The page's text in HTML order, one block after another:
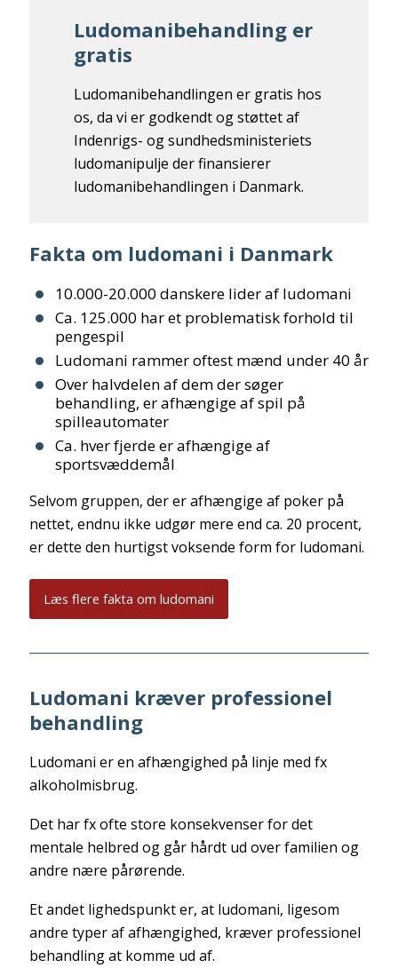
Ludomanibehandling er
gratis
Ludomanibehandlingen er gratis hos
os, da vi er godkendt og støttet af
Indenrigs- og sundhedsministeriets
ludomanipulje der finansierer
ludomanibehandlingen i Danmark.
Fakta om ludomani i Danmark
10.000-20.000 danskere lider af ludomani
Ca. 125.000 har et problematisk forhold til
pengespil
Ludomani rammer oftest mænd under 40 år
Over halvdelen af dem der søger
behandling, er afhængige af spil på
spilleautomater
Ca. hver fjerde er afhængige af
sportsvæddemål
Selvom gruppen, der er afhængige af poker på
nettet, endnu ikke udgør mere end ca. 20 procent,
er dette den hurtigst voksende form for ludomani.
Læs flere fakta om ludomani
Ludomani kræver professionel
behandling
Ludomani er en afhængighed på linje med fx
alkoholmisbrug.
Det har fx ofte store konsekvenser for det
mentale helbred og går hårdt ud over familien og
andre nære pårørende.
Et andet lighedspunkt er, at ludomani, ligesom
andre typer af afhængighed, kræver professionel
behandling at komme ud af.